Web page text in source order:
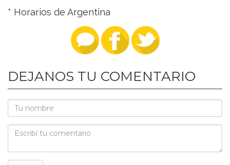
* Horarios de Argentina
DEJANOS TU COMENTARIO